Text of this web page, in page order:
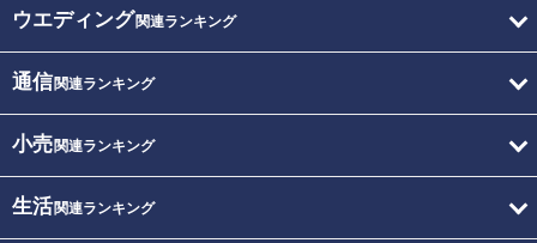
ウエディング関連ランキング
通信関連ランキング
小売関連ランキング
生活関連ランキング